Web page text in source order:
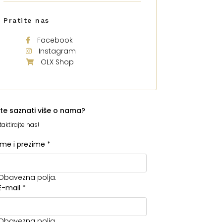
Pratite nas
Facebook
Instagram
OLX Shop
saznati više o nama?
nas!
i prezime *
polja.
mail *